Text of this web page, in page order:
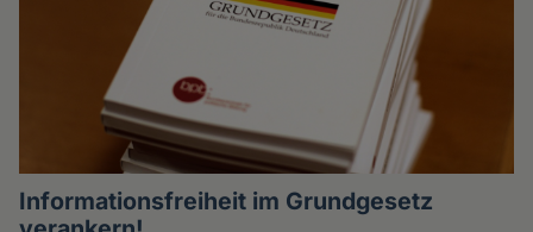
Informationsfreiheit im Grundgesetz